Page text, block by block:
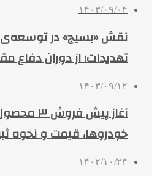
۱۴۰۳/۰۹/۰۴
نقش «بسیج» در توسعه‌ی
تهدیدات؛ از دوران دفاع
۱۴۰۳/۰۹/۱۲
آغاز پیش
خودروها، قیمت و نحوه
۱۴۰۲/۱۰/۲۴